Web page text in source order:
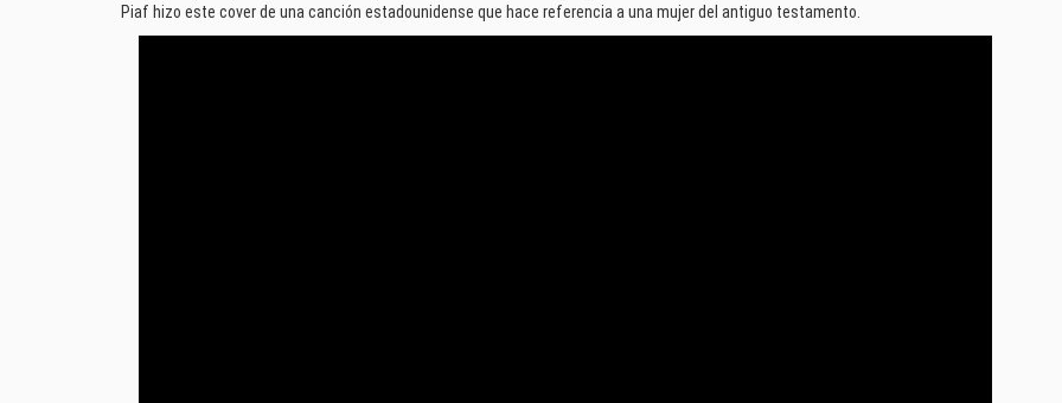
Piaf hizo este cover de una canción estadounidense que hace referencia a una mujer del antiguo testamento.